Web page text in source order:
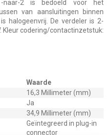
naar-2 is bedoeld voor het
van aansluitingen binnen
halogeenvrij. De verdeler is 2-
Kleur codering/contactinzetstuk:
Waarde
16,3 Millimeter (mm)
Ja
34,9 Millimeter (mm)
Geïntegreerd in plug-in
connector